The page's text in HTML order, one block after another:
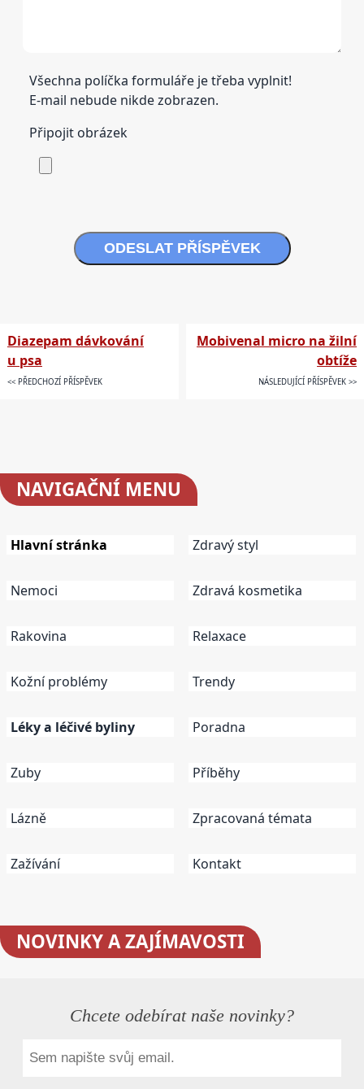
Všechna políčka formuláře je třeba vyplnit!
E-mail nebude nikde zobrazen.
Připojit obrázek
ODESLAT PŘÍSPĚVEK
Diazepam dávkování
u psa
<< PŘEDCHOZÍ PŘÍSPĚVEK
Mobivenal micro na žilní
obtíže
NÁSLEDUJÍCÍ PŘÍSPĚVEK >>
NAVIGAČNÍ MENU
Hlavní stránka
Nemoci
Rakovina
Kožní problémy
Léky a léčivé byliny
Zuby
Lázně
Zažívání
Zdravý styl
Zdravá kosmetika
Relaxace
Trendy
Poradna
Příběhy
Zpracovaná témata
Kontakt
NOVINKYA ZAJÍMAVOSTI
Chcete odebírat naše novinky?